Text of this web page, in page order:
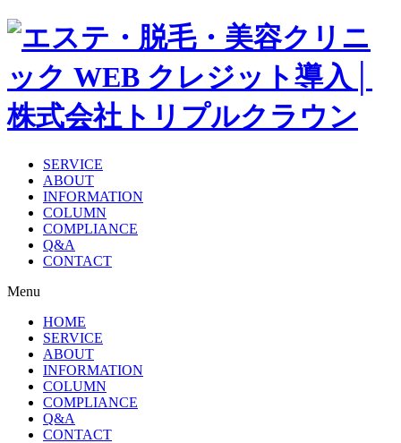
SERVICE
ABOUT
INFORMATION
COLUMN
COMPLIANCE
Q&A
CONTACT
Menu
HOME
SERVICE
ABOUT
INFORMATION
COLUMN
COMPLIANCE
Q&A
CONTACT